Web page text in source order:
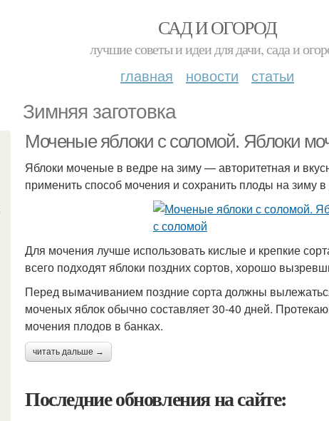
САД И ОГОРОД
лучшие советы и идеи для дачи, сада и
главная новости статьи
Зимняя заготовка
Моченые яблоки с соломой. Яблоки
Яблоки моченые в ведре на зиму — авторитетная и
применить способ мочения и сохранить плоды на зиму
Для мочения лучше использовать кислые и крепкие
всего подходят яблоки поздних сортов, хорошо
Перед вымачиванием поздние сорта должны
моченых яблок обычно составляет 30-40 дней.
мочения плодов в банках.
читать дальше →
Последние обновления на сайте: